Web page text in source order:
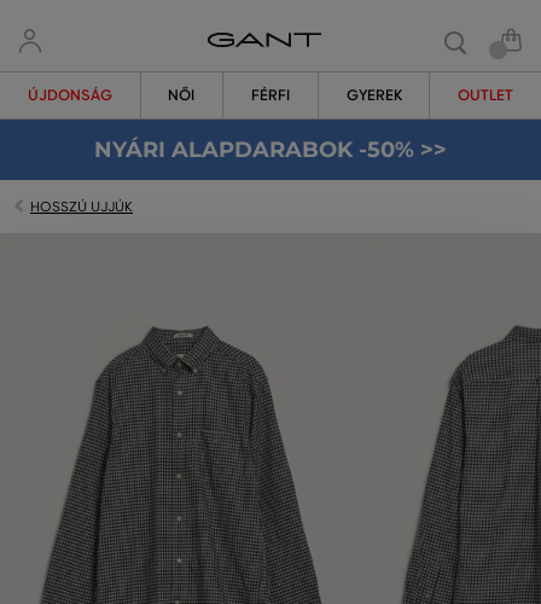
ÚJDONSÁG NŐI FÉRFI GYEREK OUTLET
NYÁRI ALAPDARABOK -50% >>
HOSSZÚ UJJÚK